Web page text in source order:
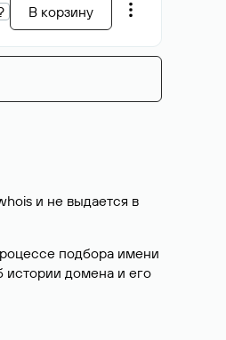
В корзину
и не выдается в
подбора имени
истории домена и его